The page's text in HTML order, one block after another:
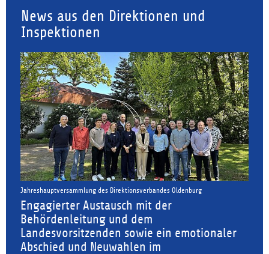
News aus den Direktionen und
Inspektionen
Oldenburg in Bewegung:
Starke Leistung bei der
2026
06. Juli 2026